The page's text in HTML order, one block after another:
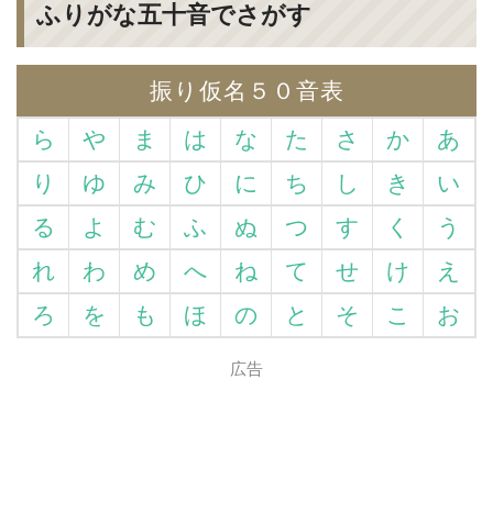
ふりがな五十音でさがす
振り仮名５０音表
ら
や ま は な た さ か
あ
り
ゆ み ひ に ち し き
い
る
よ む ふ ぬ つ す く
う
れ
わ め へ ね て せ け
え
ろ
を も ほ の と そ こ お
広告